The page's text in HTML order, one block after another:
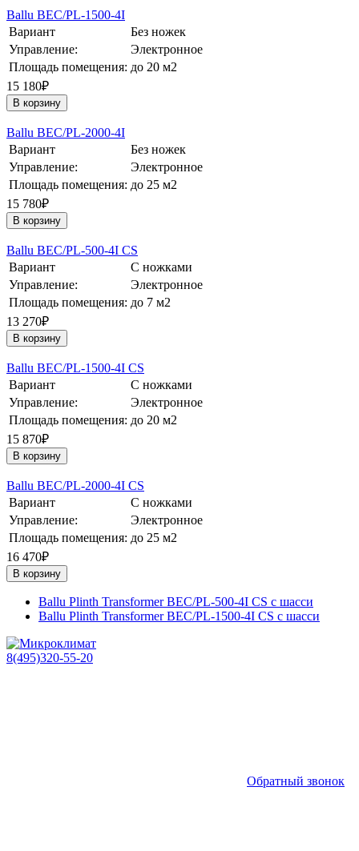
Ballu BEC/PL-1500-4I
Вариант
Без ножек
Управление:
Электронное
Площадь помещения: до 20 м2
15 180₽
В корзину
Ballu BEC/PL-2000-4I
Вариант
Без ножек
Управление:
Электронное
Площадь помещения: до 25 м2
15 780₽
В корзину
Ballu BEC/PL-500-4I CS
Вариант
С ножками
Управление:
Электронное
Площадь помещения: до 7 м2
13 270₽
В корзину
Ballu BEC/PL-1500-4I CS
Вариант
С ножками
Управление:
Электронное
Площадь помещения: до 20 м2
15 870₽
В корзину
Ballu BEC/PL-2000-4I CS
Вариант
С ножками
Управление:
Электронное
Площадь помещения: до 25 м2
16 470₽
В корзину
Ballu Plinth Transformer BEC/PL-500-4I CS с шасси
Ballu Plinth Transformer BEC/PL-1500-4I CS с шасси
8(495)320-55-20
Обратный звонок